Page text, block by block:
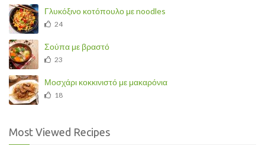
Γλυκόξινο κοτόπουλο με noodles
24
Σούπα με βραστό
23
Μοσχάρι κοκκινιστό με μακαρόνια
18
Most Viewed Recipes